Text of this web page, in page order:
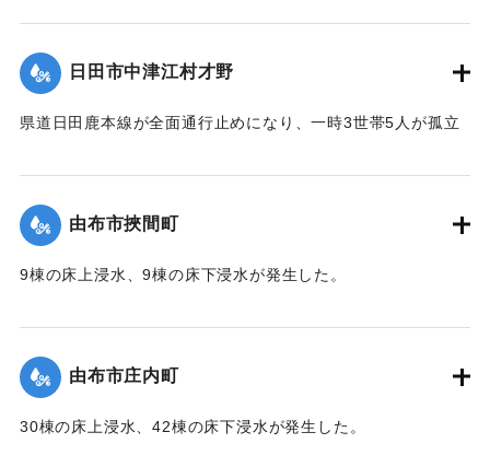
決壊の恐れがあるとして11日午後4時20分、平山区の7世帯20
人に避難勧告を出した。
【出典：NHKニュース】
日田市中津江村才野
県道日田鹿本線が全面通行止めになり、一時3世帯5人が孤立
（第 22 報）】
2020/7/6｜固有コード: 01215060
由布市挾間町
9棟の床上浸水、9棟の床下浸水が発生した。
｜固有コード:
由布市庄内町
30棟の床上浸水、42棟の床下浸水が発生した。